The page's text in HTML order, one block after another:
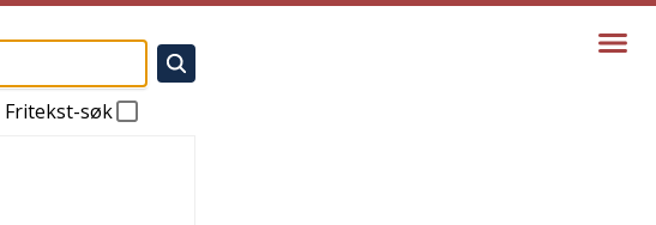
Fritekst-søk